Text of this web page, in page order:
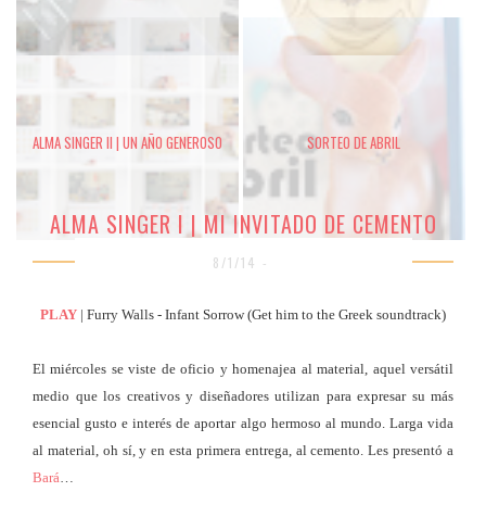
ALMA SINGER II | UN AÑO GENEROSO SORTEO DE ABRIL
ALMA SINGER I | MI INVITADO DE CEMENTO
8/1/14 -
PLAY | Furry Walls - Infant Sorrow (Get him to the Greek soundtrack)
El miércoles se viste de oficio y homenajea al material, aquel versátil
medio que los creativos y diseñadores utilizan para expresar su más
esencial gusto e interés de aportar algo hermoso al mundo. Larga vida
al material, oh sí, y en esta primera entrega, al cemento. Les presentó a
Bará…